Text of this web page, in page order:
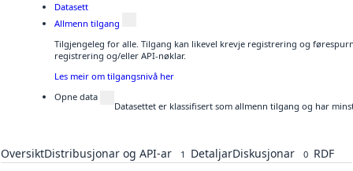
Datasett
Allmenn tilgang
Tilgjengeleg for alle. Tilgang kan likevel krevje registrering og
registrering og/eller API-nøklar.
Les meir om tilgangsnivå her
Opne data
Datasettet er klassifisert som allmenn tilgang og har
OversiktDistribusjonar og API-ar 1 DetaljarDiskusjonar 0 RDF